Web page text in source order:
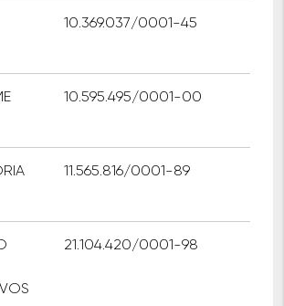
10.369.037/0001-45
10.595.495/0001-00
11.565.816/0001-89
21.104.420/0001-98